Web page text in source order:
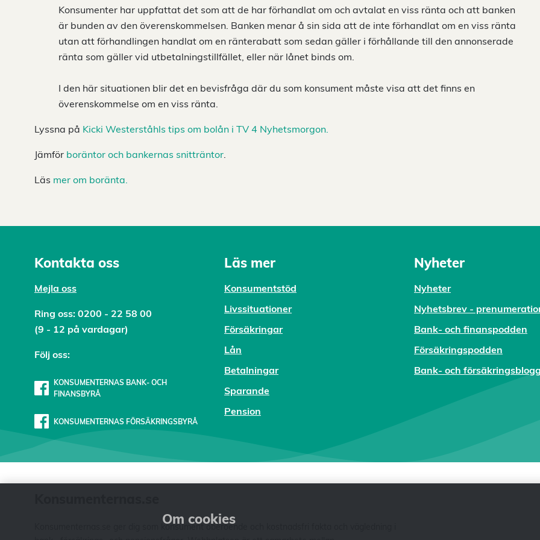
Konsumenter har uppfattat det som att de har förhandlat om och avtalat en viss ränta och att banken
är bunden av den överenskommelsen. Banken menar å sin sida att de inte förhandlat om en viss ränta
utan att förhandlingen handlat om en ränterabatt som sedan gäller i förhållande till den annonserade
ränta som gäller vid utbetalningstillfället, eller när lånet binds om.
I den här situationen blir det en bevisfråga där du som konsument måste visa att det finns en
överenskommelse om en viss ränta.
Lyssna på Kicki Westerståhls tips om bolån i TV 4 Nyhetsmorgon.
Jämför boräntor och bankernas snitträntor.
Läs mer om boränta.
Kontakta oss
Mejla oss
Ring oss: 0200 - 22 58 00
(9 - 12 på vardagar)
Följ oss:
KONSUMENTERNAS BANK- OCH
FINANSBYRÅ
KONSUMENTERNAS FÖRSÄKRINGSBYRÅ
Läs mer
Konsumentstöd
Livssituationer
Försäkringar
Lån
Betalningar
Sparande
Pension
Nyheter
Nyheter
Nyhetsbrev -
Bank- och finanspodden
Försäkringspodden
Bank- och
Konsumenternas.se ger dig som konsument oberoende och kostnadsfri fakta och vägledning i
Om cookies